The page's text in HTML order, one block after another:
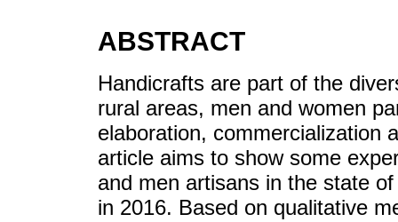
ABSTRACT
Handicrafts are part of the
rural areas, men and women
elaboration, commercialization
article aims to show some
and men artisans in the state
in 2016. Based on qualitative